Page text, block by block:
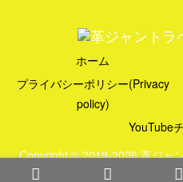
ホーム
プライバシーポリシー(Privacy
policy)
YouTube
Copyright © 2019-2026 革ジャ